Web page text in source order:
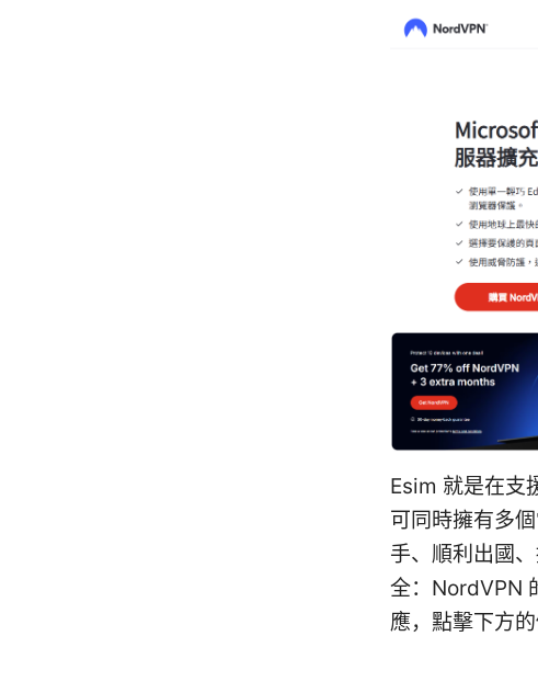
Esim 就是在支
可同時擁有多
手、順利出國
全：NordVPN
應，點擊下方